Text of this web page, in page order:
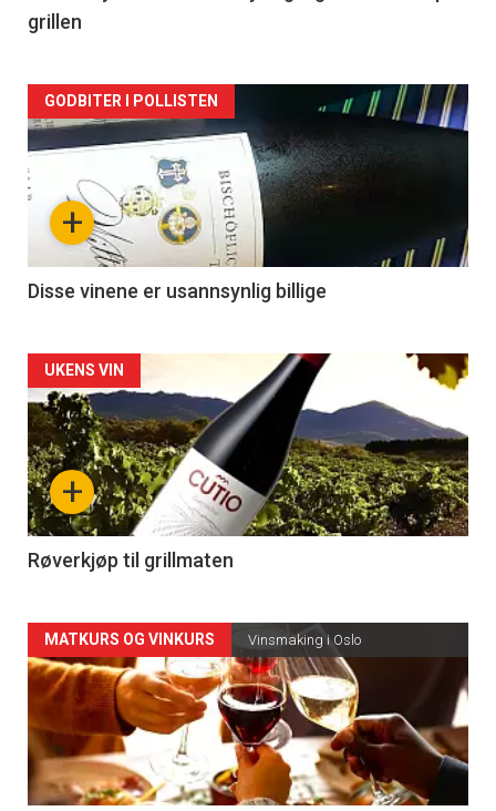
grillen
Forsiden
akkurat
nå
3
+
GODBITER I POLLISTEN
Disse vinene er usannsynlig billige
Forsiden
akkurat
nå
-
4
+
UKENS VIN
Røverkjøp til grillmaten
Forsiden
akkurat
nå
-
MATKURS OG VINKURS Vinsmaking i Oslo